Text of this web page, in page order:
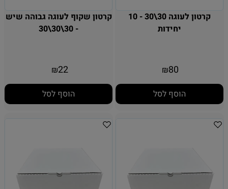
קרטון לעוגה 30\30 - 10
יחידות
₪80
הוסף לסל
קרטון שקוף לעוגה גבוהה שיש
- 30\30\30
₪22
הוסף לסל